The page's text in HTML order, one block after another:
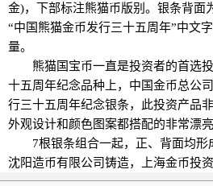
金)，下部标注熊猫币版别。银条背面
“中国熊猫金币发行三十五周年”中文
量。
熊猫国宝币一直是投资者的首选
十五周年纪念品种上，中国金币总公
行三十五周年纪念银条，此投资产品
外观设计和颜色图案都搭配的非常漂亮
7根银条组合一起，正、背面均
沈阳造币有限公司铸造，上海金币投